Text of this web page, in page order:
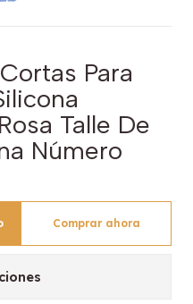
Para
Talle De
Número
Comprar ahora